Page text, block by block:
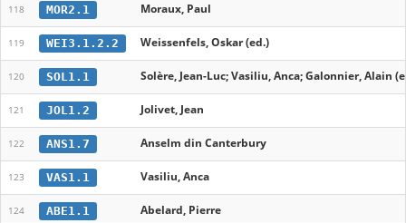
118 MOR2.1 Moraux, Paul
119 WEI3.1.2.2 Weissenfels, Oskar (ed.)
120 SOL1.1 Solère, Jean-Luc; Vasiliu, Anca; Galonnier, Alain
121 JOL1.2 Jolivet, Jean
122 ANS1.7 Anselm din Canterbury
123 VAS1.1 Vasiliu, Anca
124 ABE1.1 Abelard, Pierre